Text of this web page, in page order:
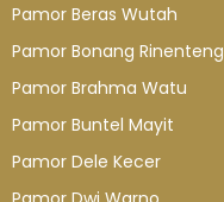
Pamor Beras Wutah
Pamor Bonang Rinenteng
Pamor Brahma Watu
Pamor Buntel Mayit
Pamor Dele Kecer